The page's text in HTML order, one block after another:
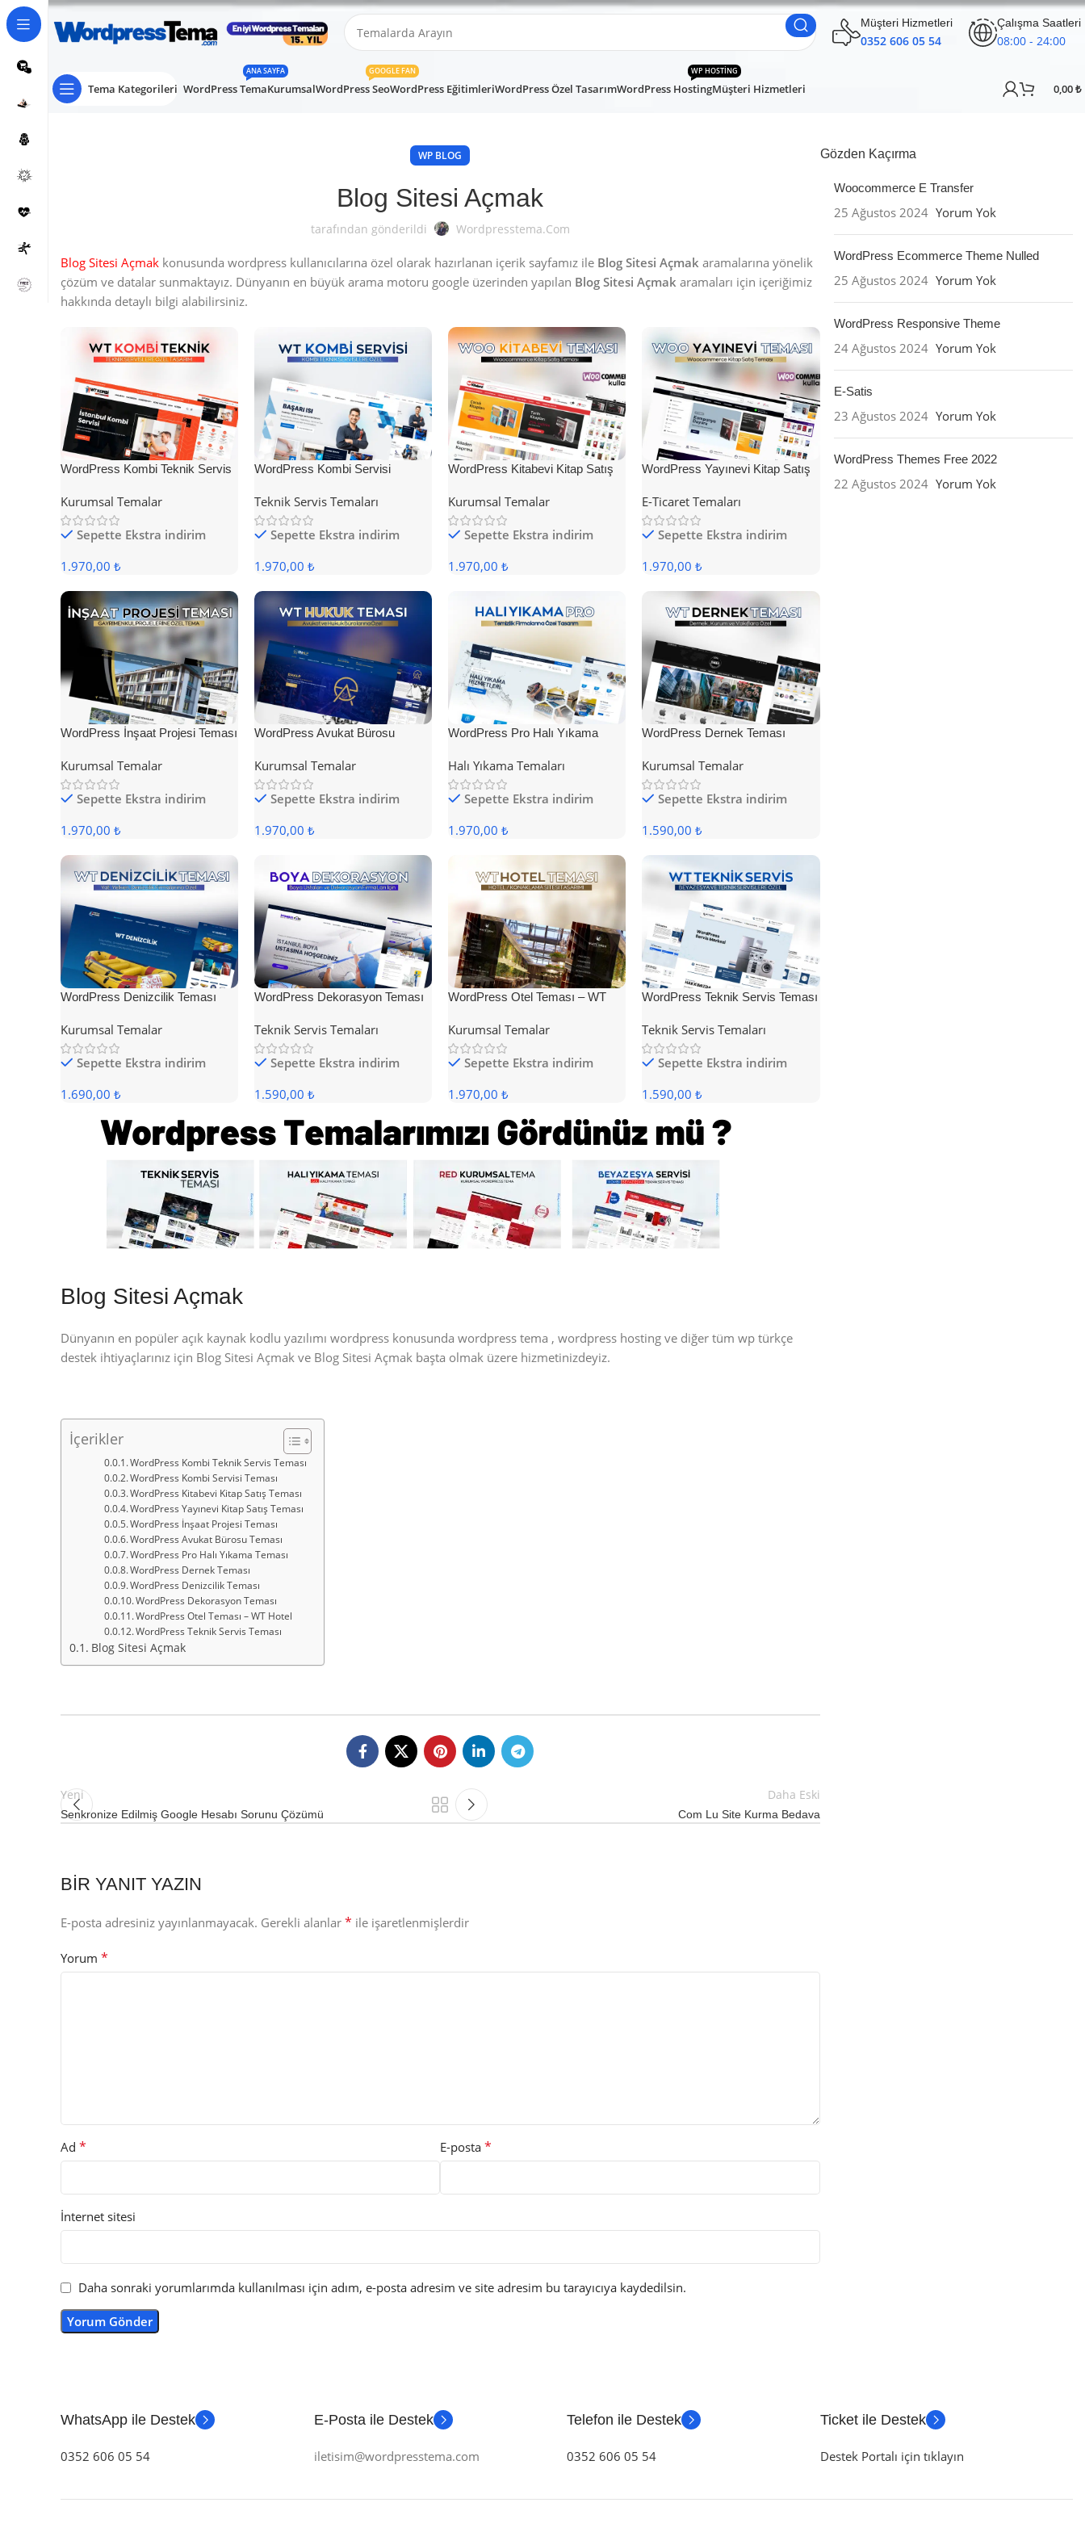
Müşteri Hizmetleri
0352 606 05 54
Çalışma Saatleri
08:00 - 24:00
Tema Kategorileri WordPress Tema
ANA SAYFA
KurumsalWordPress Seo
GOOGLE FAN
WordPress EğitimleriWordPress Özel TasarımWordPress Hosting
WP HOSTING
Müşteri Hizmetleri 0,00₺
WP BLOG
Blog Sitesi Açmak
tarafından gönderildi Wordpresstema.com
Blog Sitesi Açmak konusunda wordpress kullanıcılarına özel olarak hazırlanan içerik sayfamız ile Blog Sitesi Açmak aramalarına yönelik
çözüm ve datalar sunmaktayız. Dünyanın en büyük arama motoru google üzerinden yapılan Blog Sitesi Açmak aramaları için içeriğimiz
hakkında detaylı bilgi alabilirsiniz.
WordPress Kombi Teknik Servis
Kurumsal Temalar
Sepette Ekstra indirim
1.970,00 ₺
WordPress Kombi Servisi
Teknik Servis Temaları
Sepette Ekstra indirim
1.970,00 ₺
WordPress Kitabevi Kitap Satış
Kurumsal Temalar
Sepette Ekstra indirim
1.970,00 ₺
WordPress Yayınevi Kitap Satış
E-Ticaret Temaları
Sepette Ekstra indirim
1.970,00 ₺
WordPress İnşaat Projesi Teması
Kurumsal Temalar
Sepette Ekstra indirim
1.970,00 ₺
WordPress Avukat Bürosu
Kurumsal Temalar
Sepette Ekstra indirim
1.970,00 ₺
WordPress Pro Halı Yıkama
Halı Yıkama Temaları
Sepette Ekstra indirim
1.970,00 ₺
WordPress Dernek Teması
Kurumsal Temalar
Sepette Ekstra indirim
1.590,00 ₺
WordPress Denizcilik Teması
Kurumsal Temalar
Sepette Ekstra indirim
1.690,00 ₺
WordPress Dekorasyon Teması
Teknik Servis Temaları
Sepette Ekstra indirim
1.590,00 ₺
WordPress Otel Teması – WT
Kurumsal Temalar
Sepette Ekstra indirim
1.970,00 ₺
WordPress Teknik Servis Teması
Teknik Servis Temaları
Sepette Ekstra indirim
1.590,00 ₺
Blog Sitesi Açmak
Dünyanın en popüler açık kaynak kodlu yazılımı wordpress konusunda wordpress tema , wordpress hosting ve diğer tüm wp türkçe
destek ihtiyaçlarınız için Blog Sitesi Açmak ve Blog Sitesi Açmak başta olmak üzere hizmetinizdeyiz.
İçerikler
WordPress Kombi Teknik Servis Teması
WordPress Kombi Servisi Teması
WordPress Kitabevi Kitap Satış Teması
WordPress Yayınevi Kitap Satış Teması
WordPress İnşaat Projesi Teması
WordPress Avukat Bürosu Teması
WordPress Pro Halı Yıkama Teması
WordPress Dernek Teması
WordPress Denizcilik Teması
WordPress Dekorasyon Teması
WordPress Otel Teması – WT Hotel
WordPress Teknik Servis Teması
Blog Sitesi Açmak
Yeni
Senkronize Edilmiş Google Hesabı Sorunu Çözümü
Daha Eski
Com Lu Site Kurma Bedava
BIR YANIT YAZIN
E-posta adresiniz yayınlanmayacak. Gerekli alanlar * ile işaretlenmişlerdir
Yorum *
Ad * E-posta*
İnternet sitesi
Daha sonraki yorumlarımda kullanılması için adım, e-posta adresim ve site adresim bu tarayıcıya kaydedilsin.
Gözden Kaçırma
Woocommerce E Transfer
25 Ağustos 2024 Yorum Yok
WordPress Ecommerce Theme Nulled
25 Ağustos 2024 Yorum Yok
WordPress Responsive Theme
24 Ağustos 2024 Yorum Yok
E-Satis
23 Ağustos 2024 Yorum Yok
WordPress Themes Free 2022
22 Ağustos 2024 Yorum Yok
WhatsApp ile Destek
0352 606 05 54
E-Posta ile Destek
iletisim@wordpresstema.com
Telefon ile Destek
0352 606 05 54
Ticket ile Destek
Destek Portalı için tıklayın